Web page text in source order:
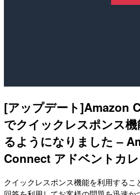
[アップデート]Amazon
でクイックレスポンス機
るようになりました –
Connect アドベントカ
クイックレスポンス機能を利用するこ